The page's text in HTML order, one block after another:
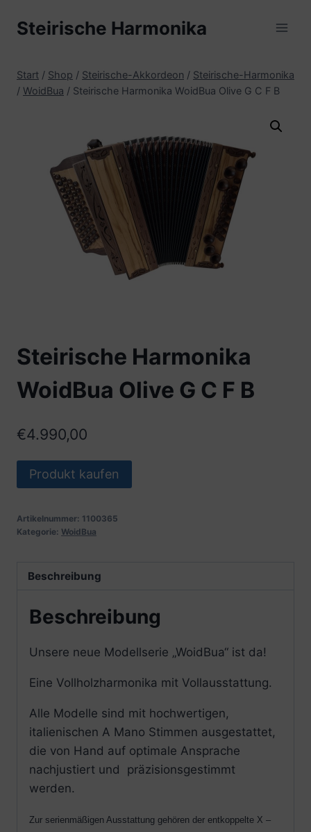
InhaltSteirische Harmonika
Start / Shop / Steirische-Akkordeon / Steirische-Harmonika
/ WoidBua / Steirische Harmonika WoidBua Olive G C F B
Steirische Harmonika
WoidBua Olive G C F B
€4.990,00
Produkt kaufen
Artikelnummer: 1100365
Kategorie: WoidBua
Beschreibung
Beschreibung
Unsere neue Modellserie „WoidBua“ ist da!
Eine Vollholzharmonika mit Vollausstattung.
Alle Modelle sind mit hochwertigen,
italienischen A Mano Stimmen ausgestattet,
die von Hand auf optimale Ansprache
nachjustiert und präzisionsgestimmt
werden.
Zur serienmäßigen Ausstattung gehören der entkoppelte X –